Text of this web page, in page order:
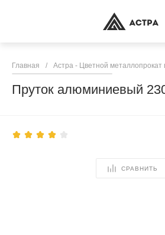
Главная / Астра - Цветной металлопрокат
Пруток алюминиевый
СРАВНИТЬ